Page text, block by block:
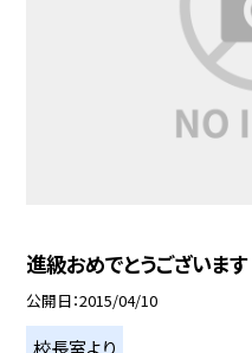
進級おめでとうございます
公開日 2015/04/10
校長室より